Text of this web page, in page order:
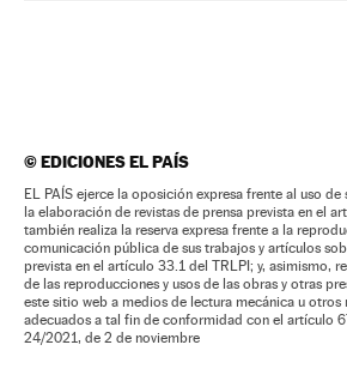
©EDICIONES EL PAÍS
EL PAÍS ejerce la oposición expresa frente al uso de
la elaboración de revistas de prensa prevista en el
también realiza la reserva expresa frente a la
comunicación pública de sus trabajos y artículos
prevista en el artículo 33.1 del TRLPI; y, asimismo,
de las reproducciones y usos de las obras y otras
este sitio web a medios de lectura mecánica u otros
adecuados a tal fin de conformidad con el artículo
24/2021, de 2 de noviembre